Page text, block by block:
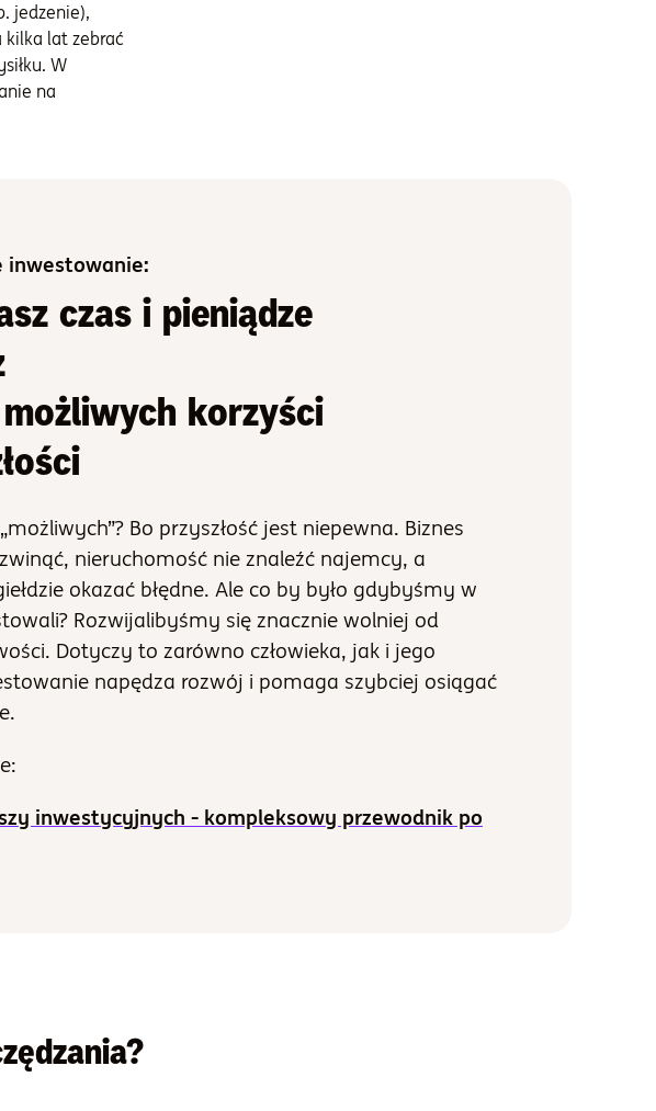
jedzenie),
kilka lat zebrać
W
na
inwestowanie:
czas i pieniądze
korzyści
Bo przyszłość jest niepewna. Biznes
nieruchomość nie znaleźć najemcy, a
okazać błędne. Ale co by było gdybyśmy w
Rozwijalibyśmy się znacznie wolniej od
Dotyczy to zarówno człowieka, jak i jego
napędza rozwój i pomaga szybciej osiągać
inwestycyjnych - kompleksowy przewodnik po